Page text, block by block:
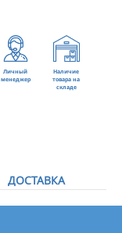
Личный
менеджер
Наличие
товара на
складе
ДОСТАВКА